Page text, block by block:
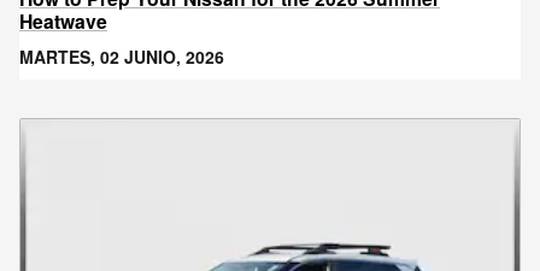
Heatwave
MARTES, 02 JUNIO, 2026